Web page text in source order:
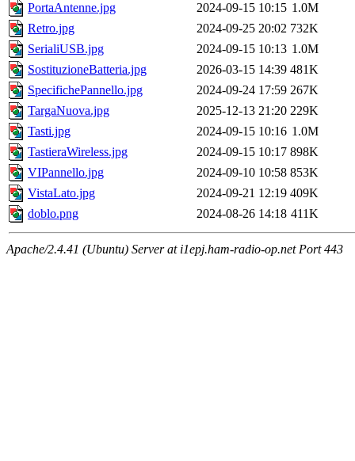
PortaAntenne.jpg
2024-09-15 10:15 1.0M
Retro.jpg
2024-09-25 20:02 732K
SerialiUSB.jpg
2024-09-15 10:13 1.0M
SostituzioneBatteria.jpg
2026-03-15 14:39 481K
SpecifichePannello.jpg
2024-09-24 17:59 267K
TargaNuova.jpg
2025-12-13 21:20 229K
Tasti.jpg
2024-09-15 10:16 1.0M
TastieraWireless.jpg
2024-09-15 10:17 898K
VIPannello.jpg
2024-09-10 10:58 853K
VistaLato.jpg
2024-09-21 12:19 409K
doblo.png
2024-08-26 14:18 411K
Apache/2.4.41 (Ubuntu) Server at i1epj.ham-radio-op.net Port 443